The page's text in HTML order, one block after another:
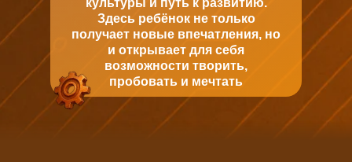
культуры и путь к развитию.
Здесь ребёнок не только
получает новые впечатления, но
и открывает для себя
возможности творить,
пробовать и мечтать